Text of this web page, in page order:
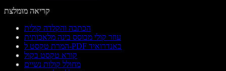
קריאה מומלצת
הכתבה והקלדה קולית
עוזר קולי מבוסס בינה מלאכותית
המרת טקסט ל-PDF באנדרואיד
קורא טקסט בקול
מחולל קולות נשיים